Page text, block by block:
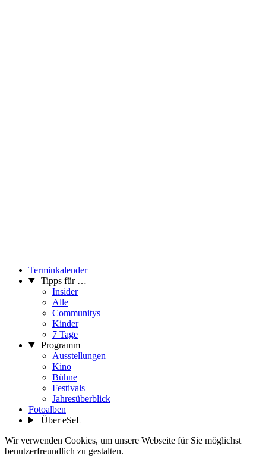
Terminkalender
Tipps für …
Insider
Alle
Communitys
Kinder
7 Tage
Programm
Ausstellungen
Kino
Bühne
Festivals
Jahresüberblick
Fotoalben
Über eSeL
Wir verwenden Cookies, um unsere Webseite für Sie möglichst
benutzerfreundlich zu gestalten.